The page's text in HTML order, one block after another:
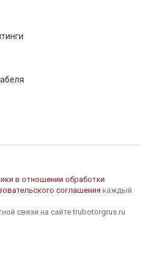
в отношении обработки
соглашения каждый
связи на сайте trubotorgrus.ru